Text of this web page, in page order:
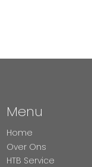
Menu
Home
Over Ons
HTB Service